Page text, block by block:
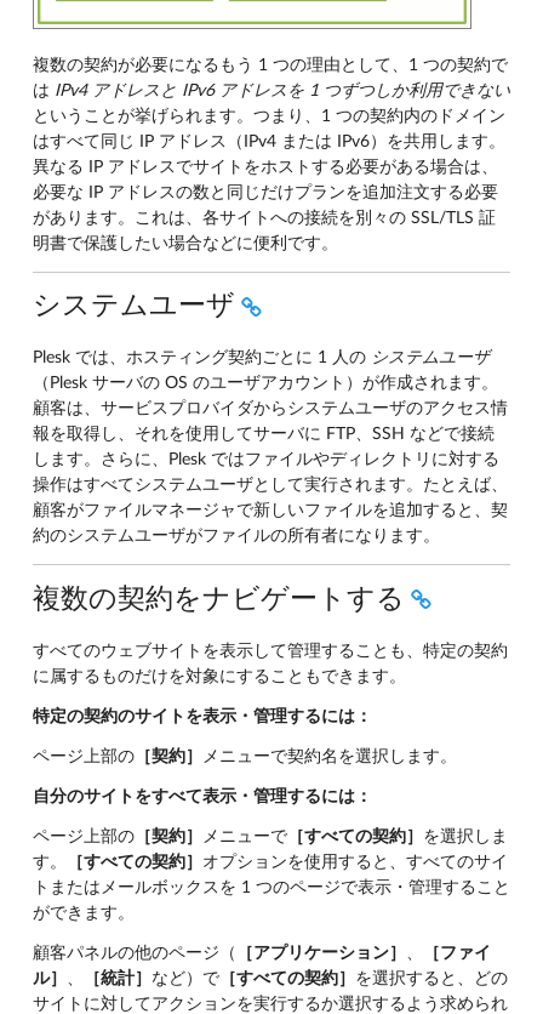
複数の契約が必要になるもう 1 つの理由として、1 つの契約で
は IPv4 アドレスと IPv6 アドレスを 1 つずつしか利用できない
ということが挙げられます。つまり、1 つの契約内のドメイン
はすべて同じ IP アドレス（IPv4 または IPv6）を共用します。
異なる IP アドレスでサイトをホストする必要がある場合は、
必要な IP アドレスの数と同じだけプランを追加注文する必要
があります。これは、各サイトへの接続を別々の SSL/TLS 証
明書で保護したい場合などに便利です。
システムユーザ
Plesk では、ホスティング契約ごとに 1 人の システムユーザ
（Plesk サーバの OS のユーザアカウント）が作成されます。
顧客は、サービスプロバイダからシステムユーザのアクセス情
報を取得し、それを使用してサーバに FTP、SSH などで接続
します。さらに、Plesk ではファイルやディレクトリに対する
操作はすべてシステムユーザとして実行されます。たとえば、
顧客がファイルマネージャで新しいファイルを追加すると、契
約のシステムユーザがファイルの所有者になります。
複数の契約をナビゲートする
すべてのウェブサイトを表示して管理することも、特定の契約
に属するものだけを対象にすることもできます。
特定の契約のサイトを表示・管理するには：
ページ上部の ［契約］ メニューで契約名を選択します。
自分のサイトをすべて表示・管理するには：
ページ上部の ［契約］ メニューで ［すべての契約］ を選択しま
す。
［すべての契約］ オプションを使用すると、すべてのサイ
トまたはメールボックスを 1 つのページで表示・管理すること
ができます。
顧客パネルの他のページ（ ［アプリケーション］
［ファイ
ル］
［統計］ など）で ［すべての契約］ を選択すると、どの
サイトに対してアクションを実行するか選択するよう求められ